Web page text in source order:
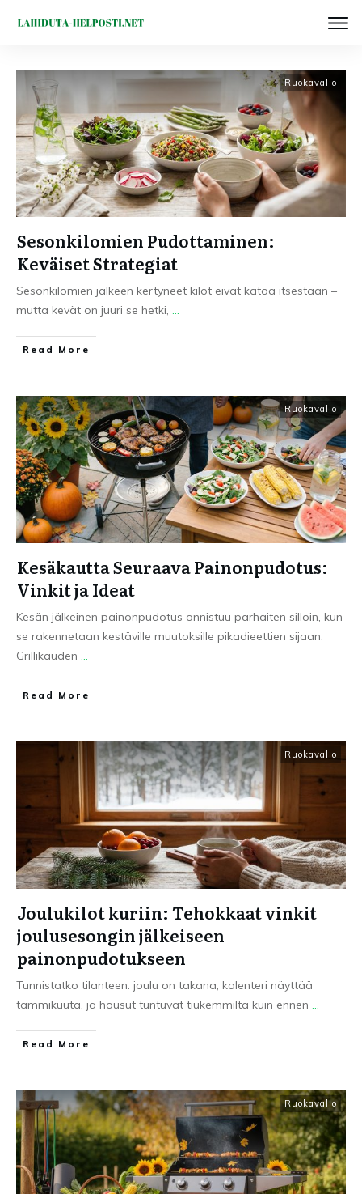
Ruokavalio
Sesonkilomien Pudottaminen:
Keväiset Strategiat
Sesonkilomien jälkeen kertyneet kilot eivät katoa itsestään –
mutta kevät on juuri se hetki, ...
Read More
Ruokavalio
Kesäkautta Seuraava Painonpudotus:
Vinkit ja Ideat
Kesän jälkeinen painonpudotus onnistuu parhaiten silloin, kun
se rakennetaan kestäville muutoksille pikadieettien sijaan.
Grillikauden ...
Read More
Ruokavalio
Joulukilot kuriin: Tehokkaat vinkit
joulusesongin jälkeiseen
painonpudotukseen
Tunnistatko tilanteen: joulu on takana, kalenteri näyttää
tammikuuta, ja housut tuntuvat tiukemmilta kuin ennen ...
Read More
Ruokavalio